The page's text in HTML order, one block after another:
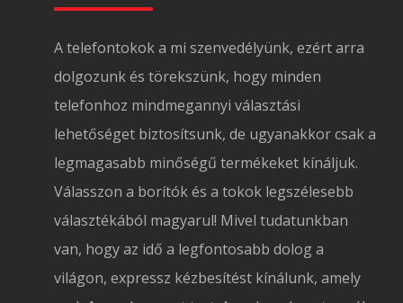
A telefontokok a mi szenvedélyünk, ezért arra
dolgozunk és törekszünk, hogy minden
telefonhoz mindmegannyi választási
lehetőséget biztosítsunk, de ugyanakkor csak a
legmagasabb minőségű termékeket kínáljuk.
Válasszon a borítók és a tokok legszélesebb
választékából magyarul! Mivel tudatunkban
van, hogy az idő a legfontosabb dolog a
világon, expressz kézbesítést kínálunk, amely